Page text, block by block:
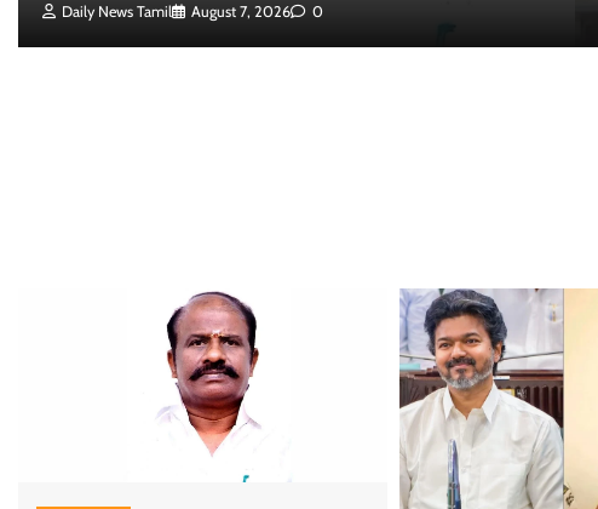
Daily News Tamil August 7, 2026 0